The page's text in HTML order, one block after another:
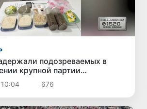
подозреваемых в
крупной партии
676